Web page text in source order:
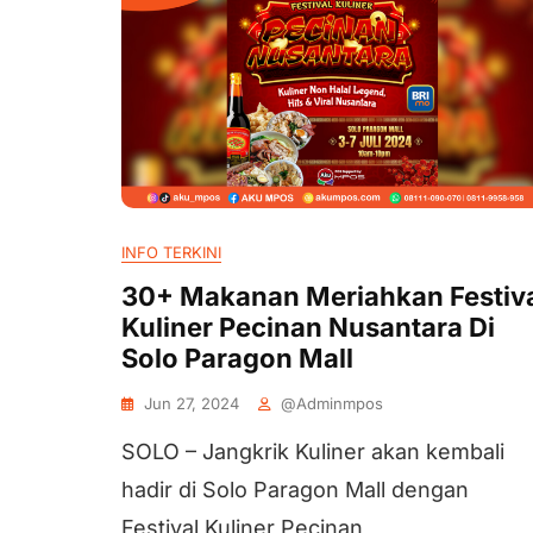
INFO TERKINI
30+ Makanan Meriahkan
Kuliner Pecinan Nusantara Di
Solo Paragon Mall
Jun 27, 2024 @adminmpos
SOLO – Jangkrik Kuliner akan kembali
hadir di Solo Paragon Mall dengan
Festival Kuliner Pecinan